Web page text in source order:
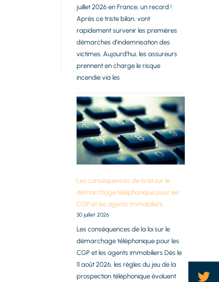
juillet 2026 en France, un record !
Après ce triste bilan, vont
rapidement survenir les premières
démarches d’indemnisation des
victimes. Aujourd’hui, les assureurs
prennent en charge le risque
incendie via les
Les conséquences de la loi sur le
démarchage téléphonique pour les
CGP et les agents immobiliers
30 juillet 2026
Les conséquences de la loi sur le
démarchage téléphonique pour les
CGP et les agents immobiliers Dès le
11 août 2026, les règles du jeu de la
prospection téléphonique évoluent